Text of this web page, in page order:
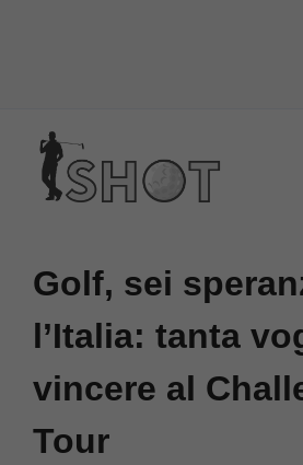
contenuto
Golf, sei
l’Italia: tanta
vincere al
Tour